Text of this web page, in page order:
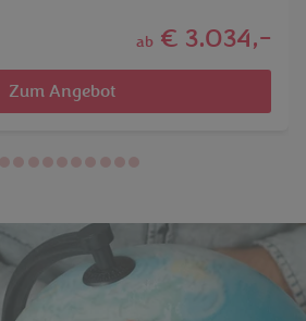
ab € 3.034,-
Zum Angebot